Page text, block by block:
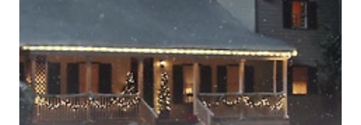
서 영상을 즐길 수 있으면서도, 깊은 인상을 남길 수 있도록 했다. 아마 내